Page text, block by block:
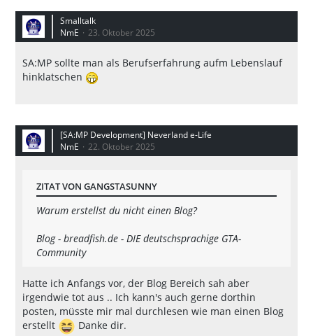
Smalltalk
NmE
23. Oktober 2025
SA:MP sollte man als Berufserfahrung aufm Lebenslauf
hinklatschen
[SA:MP Development] Neverland e-Life
NmE
22. Oktober 2025
ZITAT VON GANGSTASUNNY
Warum erstellst du nicht einen Blog?
Blog - breadfish.de - DIE deutschsprachige GTA-
Community
Hatte ich Anfangs vor, der Blog Bereich sah aber
irgendwie tot aus .. Ich kann's auch gerne dorthin
posten, müsste mir mal durchlesen wie man einen Blog
erstellt
Danke dir.